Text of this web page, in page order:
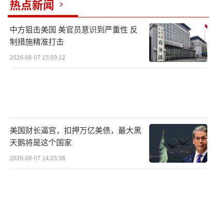
热点新闻
中方狙击美国 美官员意识到严重性 反
制措施精准打击
2026-08-07 15:59:12
美国财长逼宫，扣押万亿美债，最大黑
天鹅将是这个国家
2026-08-07 14:25:38